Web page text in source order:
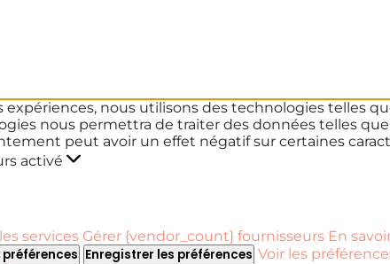
expériences, nous utilisons des technologies telles
nous permettra de traiter des données telles
peut avoir un effet négatif sur certaines
activé
services Gérer {vendor_count} fournisseurs En
préférences Enregistrer les préférences Voir les